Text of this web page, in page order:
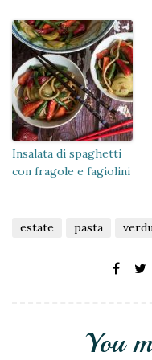
Insalata di spaghetti
con fragole e fagiolini
estate pasta
You